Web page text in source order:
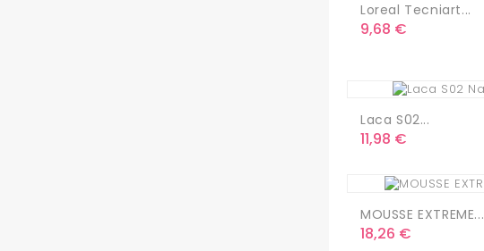
Loreal Tecniart...
Precio
9,68 €
Laca S02...
Precio
11,98 €
MOUSSE EXTREME...
Precio
18,26 €